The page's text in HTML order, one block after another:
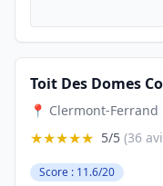
📍 Clermont-Ferrand
★★★★★ 5/5 (36
Score : 11.6/20